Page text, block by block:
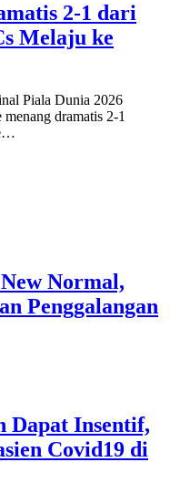
2-1 dari
Melaju ke
Piala Dunia 2026
dramatis 2-1
Normal,
Penggalangan
Dapat Insentif,
Covid19 di